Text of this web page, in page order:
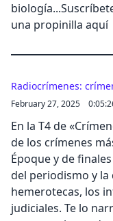
una propinilla aquí
Radiocrímenes:
February 27, 2025
En la T4 de
de los crímenes
Époque y de
del periodismo y
hemerotecas, los
judiciales. Te lo